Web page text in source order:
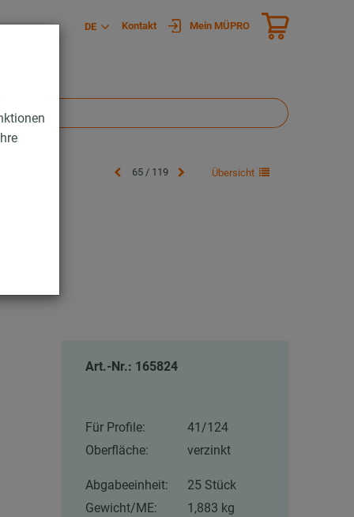
DE Kontakt Mein MÜPRO
65 / 119 Übersicht
Art.-Nr.: 165824
Für Profile:
41/124
Oberfläche:
verzinkt
Abgabeeinheit:
25 Stück
Gewicht/ME:
1,883 kg